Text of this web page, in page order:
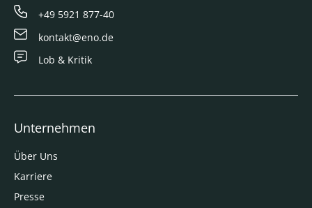
+49 5921 877-40
kontakt@eno.de
Lob & Kritik
Unternehmen
Über Uns
Karriere
Presse